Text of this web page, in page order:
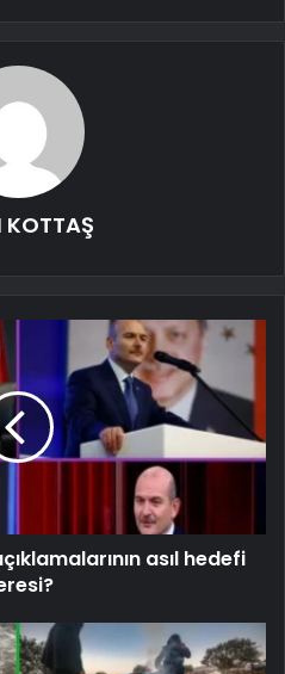
KOTTAŞ
asıl hedefi